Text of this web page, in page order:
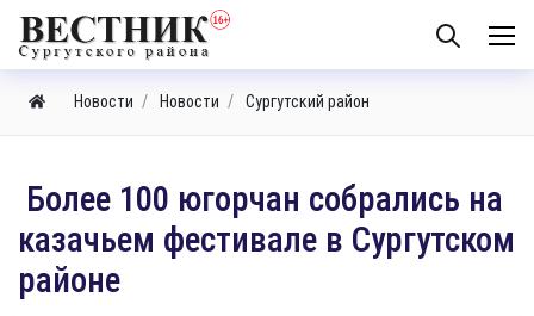
Новости Новости Сургутский район
​ Более 100 югорчан собрались на
казачьем фестивале в Сургутском
районе